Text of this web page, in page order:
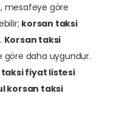
mesafeye göre
korsan taksi
Korsan taksi
göre daha uygundur.
fiyat listesi
korsan taksi